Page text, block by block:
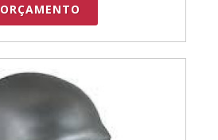
ORÇAMENTO